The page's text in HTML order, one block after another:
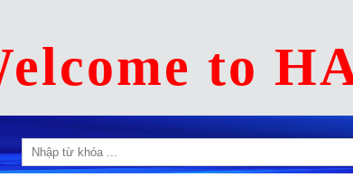
to